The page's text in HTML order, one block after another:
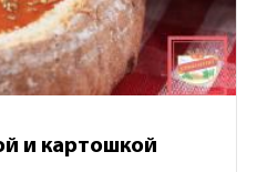
и картошкой